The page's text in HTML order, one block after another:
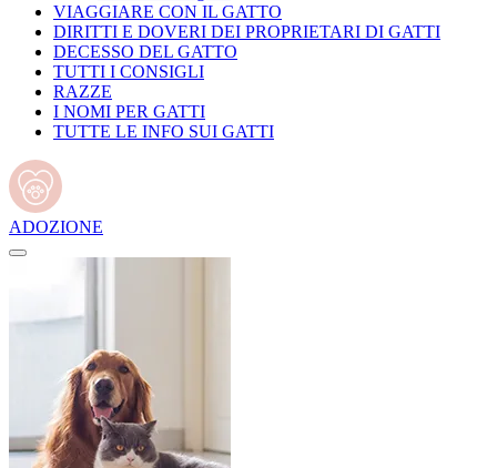
VIAGGIARE CON IL GATTO
DIRITTI E DOVERI DEI PROPRIETARI DI GATTI
DECESSO DEL GATTO
TUTTI I CONSIGLI
RAZZE
I NOMI PER GATTI
TUTTE LE INFO SUI GATTI
ADOZIONE